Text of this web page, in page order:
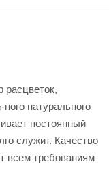
расцветок,
натурального
постоянный
служит. Качество
всем требованиям